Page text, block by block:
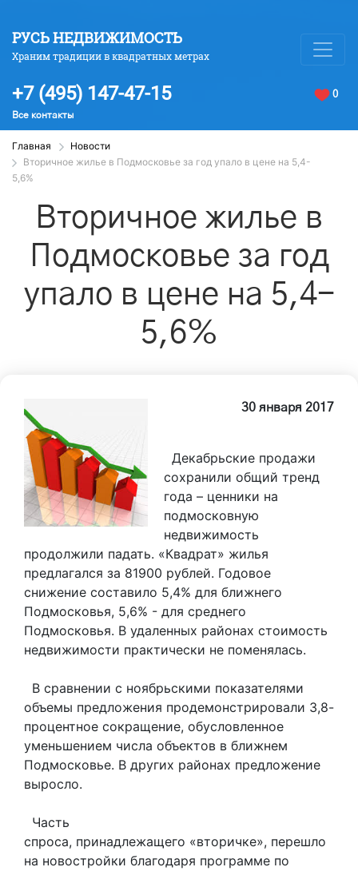
РУСЬ НЕДВИЖИМОСТЬ
Храним традиции в квадратных метрах
+7 (495) 147-47-15
Все контакты
0
Главная
Новости
Вторичное жилье в Подмосковье за год упало в цене на 5,4-
5,6%
Вторичное жилье в
Подмосковье за год
упало в цене на 5,4-
5,6%
30 января 2017
Декабрьские продажи
сохранили общий тренд
года – ценники на
подмосковную
недвижимость
продолжили падать. «Квадрат» жилья
предлагался за 81900 рублей. Годовое
снижение составило 5,4% для ближнего
Подмосковья, 5,6% - для среднего
Подмосковья. В удаленных районах стоимость
недвижимости практически не поменялась.
В сравнении с ноябрьскими показателями
объемы предложения продемонстрировали 3,8-
процентное сокращение, обусловленное
уменьшением числа объектов в ближнем
Подмосковье. В других районах предложение
выросло.
Часть
спроса, принадлежащего «вторичке», перешло
на новостройки благодаря программе по